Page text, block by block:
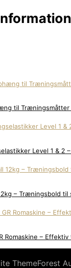
til Træningsmåtter
Level 1 & 2
– Træningsbold til
Romaskine –
ThemeForest